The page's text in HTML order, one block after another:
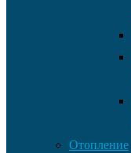
Отопление